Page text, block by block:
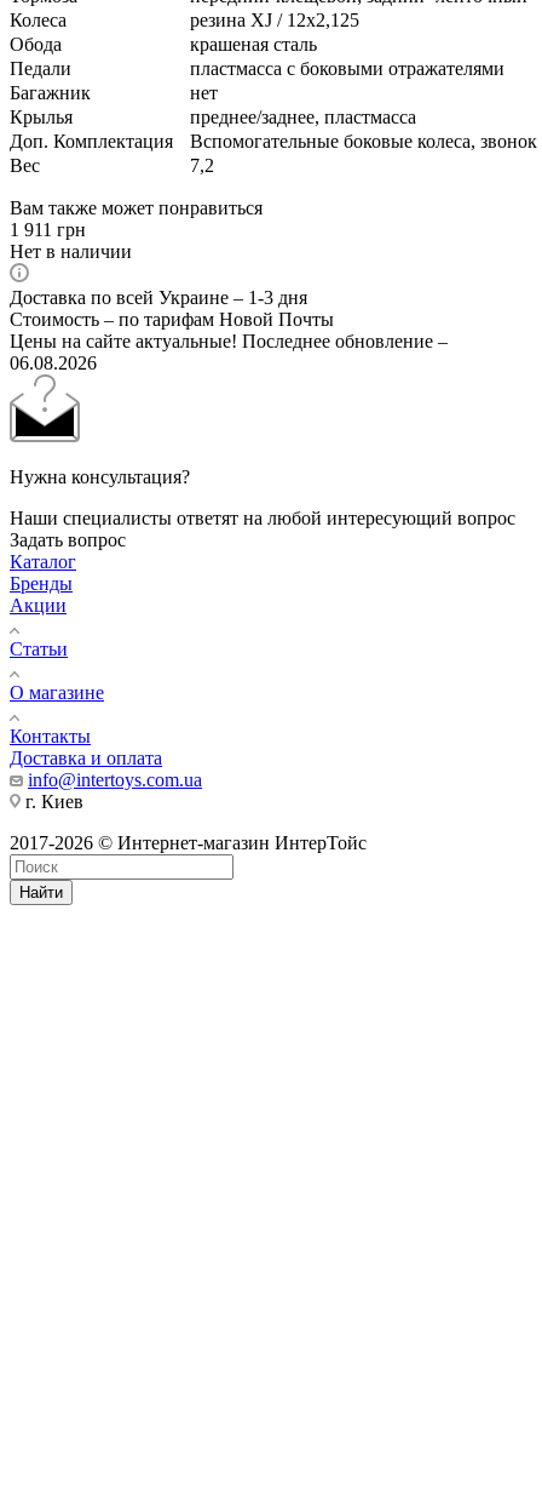
Колеса
резина XJ / 12х2,125
Обода
крашеная сталь
Педали
пластмасса с боковыми отражателями
Багажник
нет
Крылья
преднее/заднее, пластмасса
Доп. Комплектация
Вспомогательные боковые колеса, звонок
Вес
7,2
Вам также может понравиться
1 911 грн
Нет в наличии
Доставка по всей Украине – 1-3 дня
Стоимость – по тарифам Новой Почты
Цены на сайте актуальные! Последнее обновление –
06.08.2026
Нужна консультация?
Наши специалисты ответят на любой интересующий вопрос
Задать вопрос
Каталог
Бренды
Акции
Статьи
О магазине
Контакты
Доставка и оплата
info@intertoys.com.ua
г. Киев
2017-2026 © Интернет-магазин ИнтерТойс
Найти